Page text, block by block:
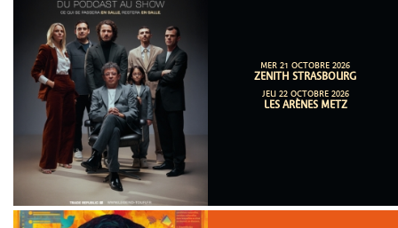
MER 21 OCTOBRE 2026
ZENITH STRASBOURG
JEU 22 OCTOBRE 2026
LES ARÈNES METZ